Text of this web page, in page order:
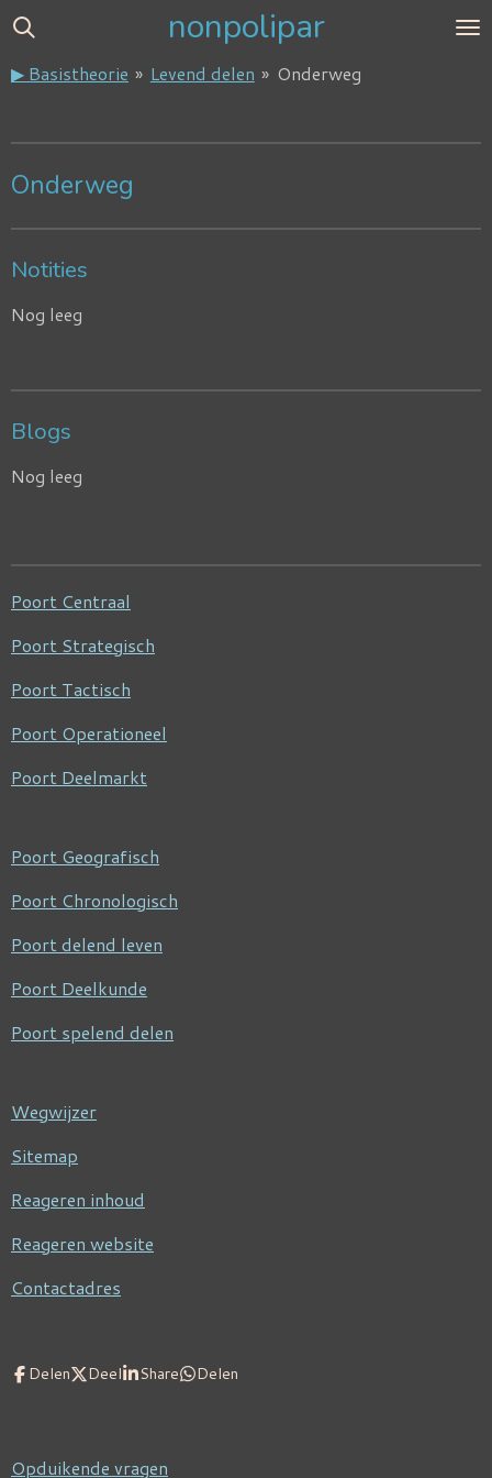
Ga
naar
nonpolipar
▶ Basistheorie » Levend delen » Onderweg
Onderweg
Notities
Nog leeg
Blogs
Nog leeg
Poort Centraal
Poort Strategisch
Poort Tactisch
Poort Operationeel
Poort Deelmarkt
Poort Geografisch
Poort Chronologisch
Poort delend leven
Poort Deelkunde
Poort spelend delen
Wegwijzer
Sitemap
Reageren inhoud
Reageren website
Contactadres
Delen Deel Share Delen
Opduikende vragen